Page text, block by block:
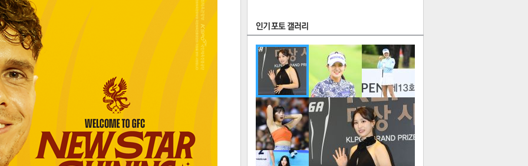
라이프
FOCUS
많이 본 뉴스
연예
스포츠 포토